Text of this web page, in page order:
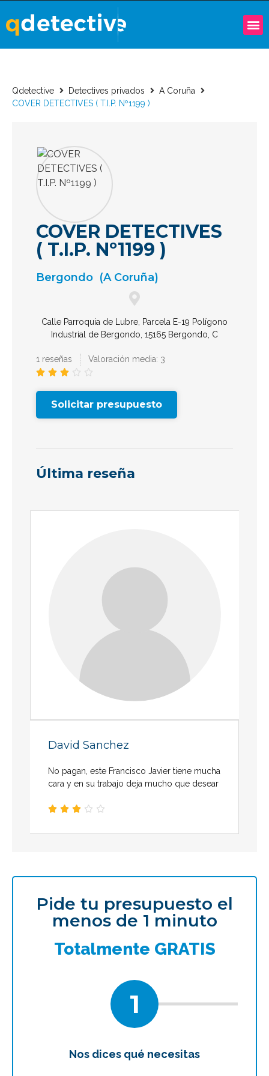
Qdetective Detectives privados
A Coruña
COVER DETECTIVES ( T.I.P. Nº1199 )
COVER DETECTIVES
( T.I.P. Nº1199 )
Bergondo (A Coruña)
Calle Parroquia de Lubre, Parcela E-19 Polígono
Industrial de Bergondo, 15165 Bergondo, C
1 reseñas Valoración media: 3
    
Solicitar presupuesto
Última reseña
David Sanchez
No pagan, este Francisco Javier tiene mucha
cara y en su trabajo deja mucho que desear
    
Pide tu presupuesto el
menos de 1 minuto
Totalmente GRATIS
1
Nos dices qué necesitas